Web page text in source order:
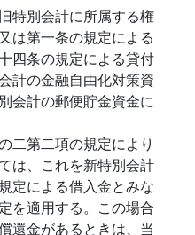
特別会計に所属する権
は第一条の規定による
四条の規定による貸付
計の金融自由化対策資
会計の郵便貯金資金に
二第二項の規定により
は、これを新特別会計
定による借入金とみな
を適用する。この場合
還金があるときは、当